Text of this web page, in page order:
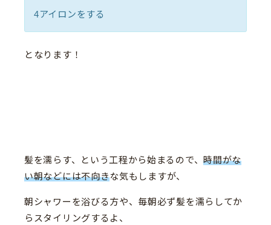
4アイロンをする
となります！
髪を濡らす、という工程から始まるので、時間がな
い朝などには不向きな気もしますが、
朝シャワーを浴びる方や、毎朝必ず髪を濡らしてか
らスタイリングするよ、